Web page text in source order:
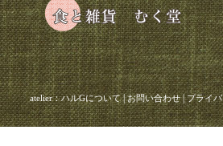
atelier：ハルGについて|お問い合わせ|プライ